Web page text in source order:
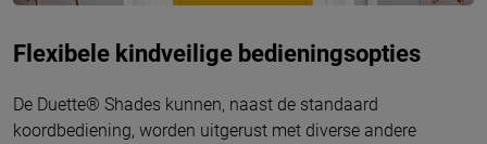
Flexibele kindveilige bedieningsopties
De Duette® Shades kunnen, naast de standaard
koordbediening, worden uitgerust met diverse andere